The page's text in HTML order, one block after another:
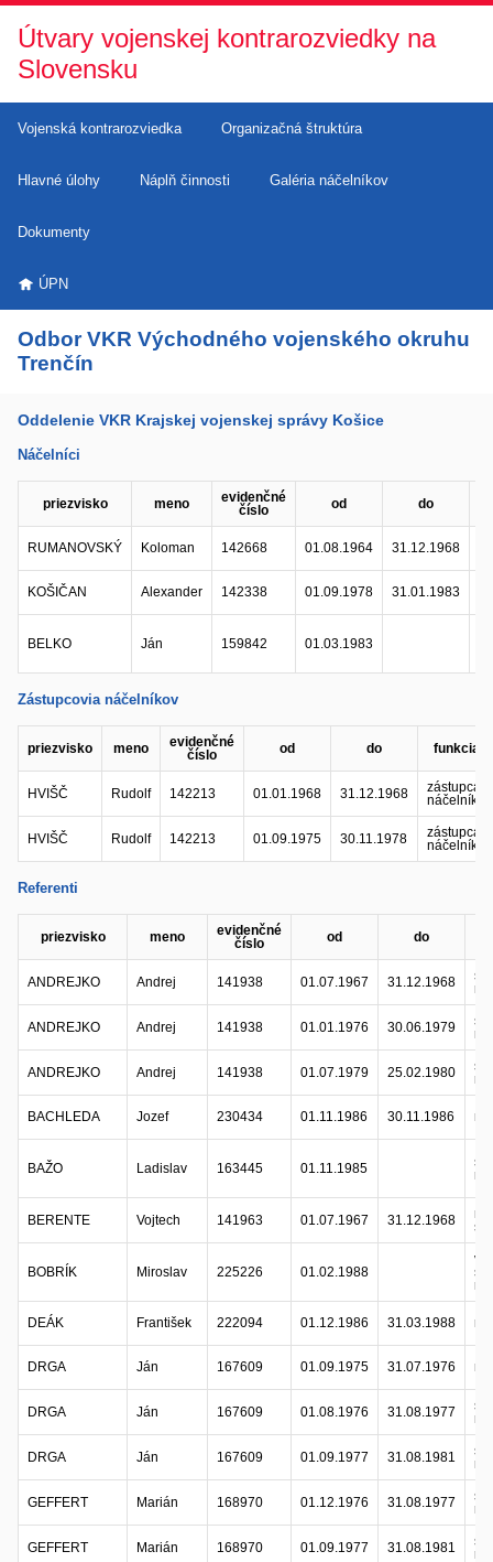
Útvary vojenskej kontrarozviedky na
Slovensku
Vojenská kontrarozviedka Organizačná štruktúra
Hlavné úlohy Náplň činnosti Galéria náčelníkov
Dokumenty
ÚPN
Odbor VKR Východného vojenského okruhu
Trenčín
Oddelenie VKR Krajskej vojenskej správy Košice
Náčelníci
priezvisko meno
evidenčné
číslo
od do
RUMANOVSKÝ Koloman 142668 01.08.1964 31.12.1968
KOŠIČAN Alexander 142338 01.09.1978 31.01.1983
BELKO Ján 159842 01.03.1983
Zástupcovia náčelníkov
priezvisko meno
evidenčné
číslo
od do funkcia
HVIŠČ Rudolf 142213 01.01.1968 31.12.1968
zástupca
náčelníka
HVIŠČ Rudolf 142213 01.09.1975 30.11.1978
zástupca
náčelníka
Referenti
priezvisko meno
evidenčné
číslo
od do
ANDREJKO Andrej 141938 01.07.1967 31.12.1968
ANDREJKO Andrej 141938 01.01.1976 30.06.1979
ANDREJKO Andrej 141938 01.07.1979 25.02.1980
BACHLEDA Jozef 230434 01.11.1986 30.11.1986
BAŽO Ladislav 163445 01.11.1985
BERENTE Vojtech 141963 01.07.1967 31.12.1968
BOBRÍK Miroslav 225226 01.02.1988
DEÁK František 222094 01.12.1986 31.03.1988
DRGA Ján 167609 01.09.1975 31.07.1976
DRGA Ján 167609 01.08.1976 31.08.1977
DRGA Ján 167609 01.09.1977 31.08.1981
GEFFERT Marián 168970 01.12.1976 31.08.1977
GEFFERT Marián 168970 01.09.1977 31.08.1981